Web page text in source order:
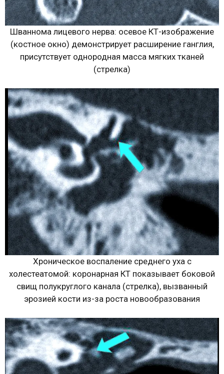
Шваннома лицевого нерва: осевое КТ-изображение
(костное окно) демонстрирует расширение ганглия,
присутствует однородная масса мягких тканей
(стрелка)
Хроническое воспаление среднего уха с
холестеатомой: коронарная КТ показывает боковой
свищ полукруглого канала (стрелка), вызванный
эрозией кости из-за роста новообразования